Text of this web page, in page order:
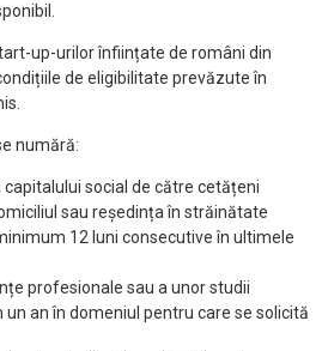
up-urilor înființate de români din
de eligibilitate prevăzute în
numără:
social de către cetățeni
sau reședința în străinătate
12 luni consecutive în ultimele
profesionale sau a unor studii
an în domeniul pentru care se solicită